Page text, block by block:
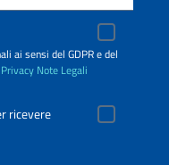
ai sensi del GDPR e del
Privacy Note Legali
ricevere